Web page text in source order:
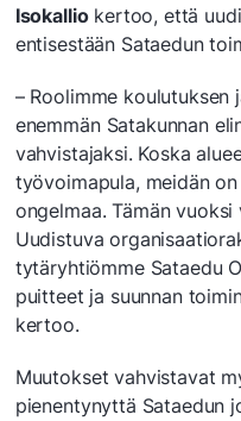
Isokalliokertoo, että
entisestään Sataedun
– Roolimme koulutuksen
enemmän Satakunnan
vahvistajaksi. Koska
työvoimapula, meidän
ongelmaa. Tämän
Uudistuva
tytäryhtiömme Sataedu
puitteet ja suunnan
kertoo.
Muutokset vahvistavat
pienentynyttä Sataedun